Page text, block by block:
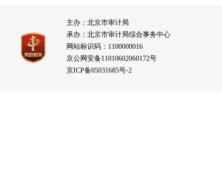
主办：北京市审计局
承办：北京市审计局综合事务中心
网站标识码：1100000016
京公网安备11010602060172号
京ICP备05031685号-2